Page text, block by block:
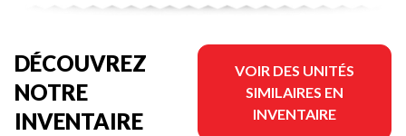
DÉCOUVREZ
NOTRE
INVENTAIRE
VOIR DES UNITÉS
SIMILAIRES EN
INVENTAIRE